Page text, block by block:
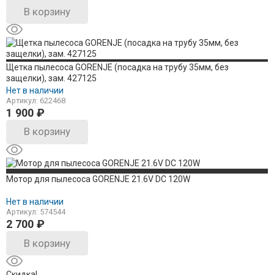
В корзину
Щетка пылесоса GORENJE (посадка на трубу 35мм, без
защелки), зам. 427125
Нет в наличии
Артикул: 622468
1 900 ₽
В корзину
Мотор для пылесоса GORENJE 21.6V DC 120W
Нет в наличии
Артикул: 574544
2 700 ₽
В корзину